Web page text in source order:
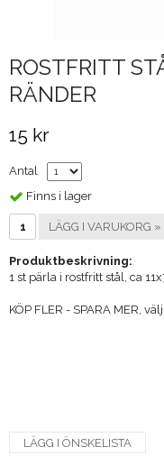
ROSTFRITT
RÄNDER
15 kr
Antal
Finns i lager
LÄGG I VARUKORG »
Produktbeskrivning:
1 st pärla i rostfritt stål, ca
KÖP FLER - SPARA MER,
LÄGG I ÖNSKELISTA